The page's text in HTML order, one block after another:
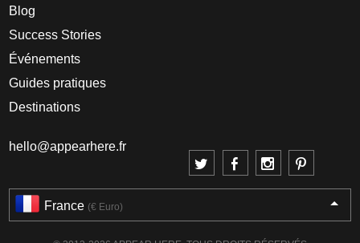
Blog
Success Stories
Événements
Guides pratiques
Destinations
hello@appearhere.fr
France (€ Euro)